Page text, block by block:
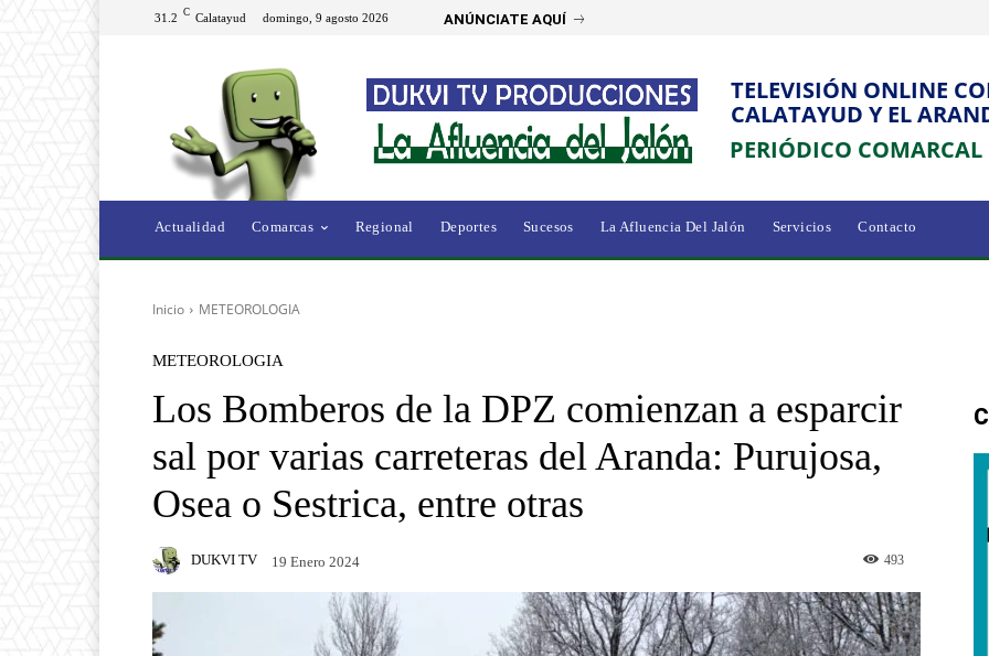
31.2 C Calatayud domingo, 9 agosto 2026 ANÚNCIATE AQUÍ
TELEVISIÓN ONLINE
CALATAYUD Y EL
PERIÓDICO
Actualidad Comarcas Regional Deportes Sucesos La Afluencia Del Jalón Servicios Contacto
Inicio METEOROLOGIA
METEOROLOGIA
Los Bomberos de la DPZ comienzan a esparcir
sal por varias carreteras del Aranda: Purujosa,
Osea o Sestrica, entre otras
DUKVI TV 19 Enero 2024 493